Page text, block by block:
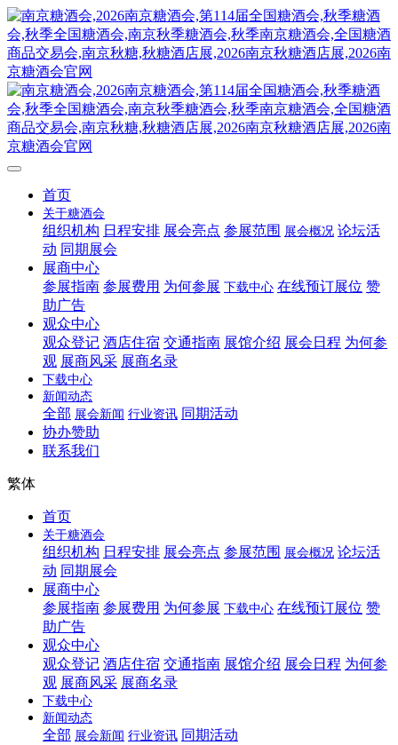
首页
关于糖酒会
组织机构 日程安排 展会亮点 参展范围 展会概况 论坛活
动 同期展会
展商中心
参展指南 参展费用 为何参展 下载中心 在线预订展位 赞
助广告
观众中心
观众登记 酒店住宿 交通指南 展馆介绍 展会日程 为何参
观 展商风采 展商名录
下载中心
新闻动态
全部 展会新闻 行业资讯 同期活动
协办赞助
联系我们
繁体
首页
关于糖酒会
组织机构 日程安排 展会亮点 参展范围 展会概况 论坛活
动 同期展会
展商中心
参展指南 参展费用 为何参展 下载中心 在线预订展位 赞
助广告
观众中心
观众登记 酒店住宿 交通指南 展馆介绍 展会日程 为何参
观 展商风采 展商名录
下载中心
新闻动态
全部 展会新闻 行业资讯 同期活动